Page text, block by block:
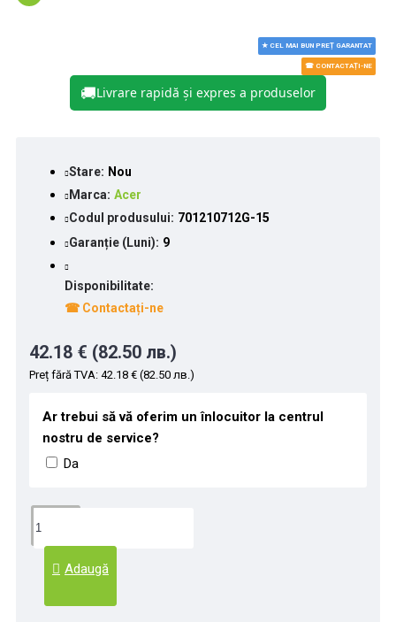
★ CEL MAI BUN PREȚ GARANTAT
☎ CONTACTAȚI-NE
🚚Livrare rapidă și expres a produselor
Stare: Nou
Marca: Acer
Codul produsului: 701210712G-15
Garanție (Luni): 9
Disponibilitate:
☎ Contactați-ne
42.18 € (82.50 лв.)
Preț fără TVA: 42.18 € (82.50 лв.)
Ar trebui să vă oferim un înlocuitor la centrul
nostru de service?
Da
Adaugă